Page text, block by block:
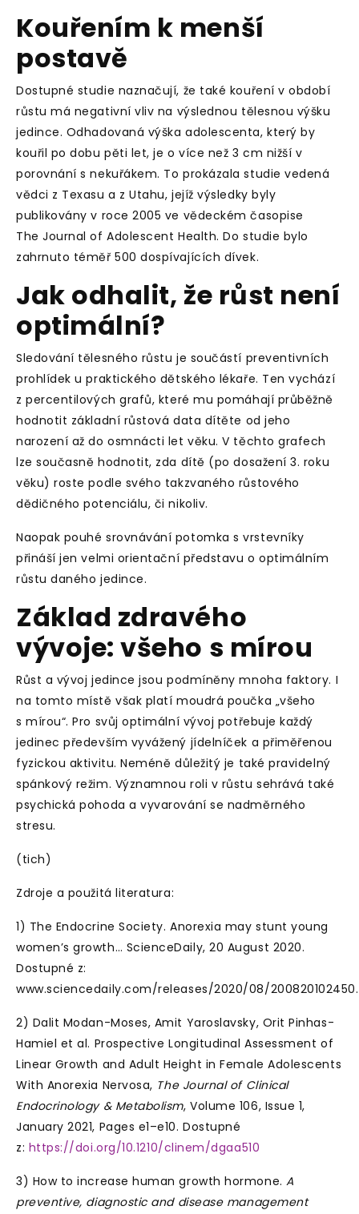
Kouřením k menší
postavě
Dostupné studie naznačují, že také kouření v období
růstu má negativní vliv na výslednou tělesnou výšku
jedince. Odhadovaná výška adolescenta, který by
kouřil po dobu pěti let, je o více než 3 cm nižší v
porovnání s nekuřákem. To prokázala studie vedená
vědci z Texasu a z Utahu, jejíž výsledky byly
publikovány v roce 2005 ve vědeckém časopise
The Journal of Adolescent Health. Do studie bylo
zahrnuto téměř 500 dospívajících dívek.
Jak odhalit, že růst není
optimální?
Sledování tělesného růstu je součástí preventivních
prohlídek u praktického dětského lékaře. Ten vychází
z percentilových grafů, které mu pomáhají průběžně
hodnotit základní růstová data dítěte od jeho
narození až do osmnácti let věku. V těchto grafech
lze současně hodnotit, zda dítě (po dosažení 3. roku
věku) roste podle svého takzvaného růstového
dědičného potenciálu, či nikoliv.
Naopak pouhé srovnávání potomka s vrstevníky
přináší jen velmi orientační představu o optimálním
růstu daného jedince.
Základ zdravého
vývoje: všeho s mírou
Růst a vývoj jedince jsou podmíněny mnoha faktory. I
na tomto místě však platí moudrá poučka „všeho
s mírou“. Pro svůj optimální vývoj potřebuje každý
jedinec především vyvážený jídelníček a přiměřenou
fyzickou aktivitu. Neméně důležitý je také pravidelný
spánkový režim. Významnou roli v růstu sehrává také
psychická pohoda a vyvarování se nadměrného
stresu.
(tich)
Zdroje a použitá literatura:
1) The Endocrine Society. Anorexia may stunt young
women’s growth… ScienceDaily, 20 August 2020.
Dostupné z:
www.sciencedaily.com/releases/2020/08/
2) Dalit Modan-Moses, Amit Yaroslavsky, Orit Pinhas-
Hamiel et al. Prospective Longitudinal Assessment of
Linear Growth and Adult Height in Female Adolescents
With Anorexia Nervosa, The Journal of Clinical
Endocrinology & Metabolism, Volume 106, Issue 1,
January 2021, Pages e1–e10. Dostupné
z: https://doi.org/10.1210/clinem/dgaa510
3) How to increase human growth hormone.A
preventive, diagnostic and disease management